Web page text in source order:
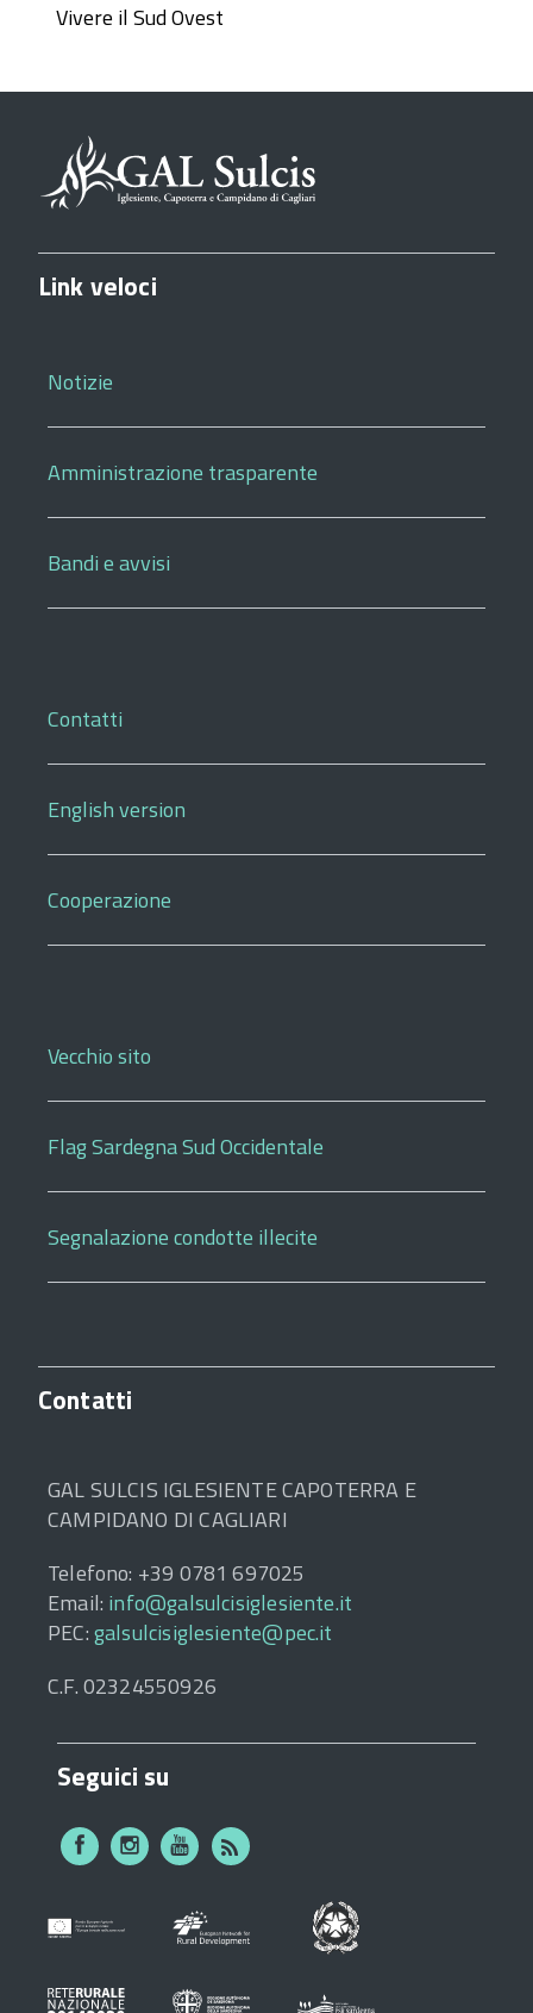
Vivere il Sud Ovest
Link veloci
Notizie
Amministrazione trasparente
Bandi e avvisi
Contatti
English version
Cooperazione
Vecchio sito
Flag Sardegna Sud Occidentale
Segnalazione condotte illecite
Contatti
GAL SULCIS IGLESIENTE CAPOTERRA E
CAMPIDANO DI CAGLIARI
Telefono: +39 0781 697025
Email: info@galsulcisiglesiente.it
PEC:galsulcisiglesiente@pec.it
C.F. 02324550926
Seguici su